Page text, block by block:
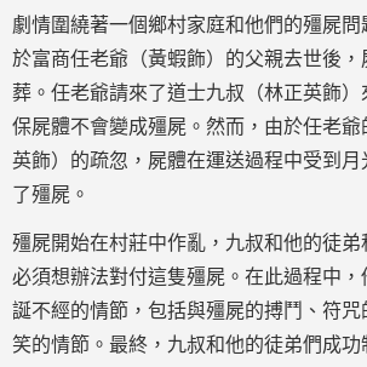
劇情圍繞著一個鄉村家庭和他們的殭屍
於富商任老爺（黃蝦飾）的父親去世後，
葬。任老爺請來了道士九叔（林正英飾）
保屍體不會變成殭屍。然而，由於任老
英飾）的疏忽，屍體在運送過程中受到
了殭屍。
殭屍開始在村莊中作亂，九叔和他的徒弟
必須想辦法對付這隻殭屍。在此過程中，
誕不經的情節，包括與殭屍的搏鬥、符
笑的情節。最終，九叔和他的徒弟們成